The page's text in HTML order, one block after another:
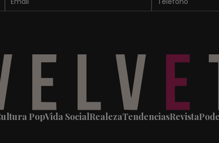
PopVida SocialRealezaTendenciasRevista